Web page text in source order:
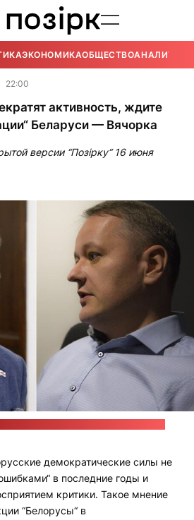
ЭКОНОМИКАОБЩЕСТВОАНАЛИТИКА
22:00
активность, ждите
Беларуси — Вячорка
версии “Позірку“ 16 июня
демократические силы не
в последние годы и
критики. Такое мнение
“Белорусы“ в